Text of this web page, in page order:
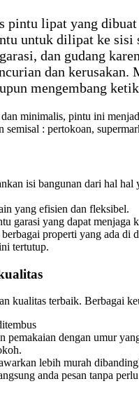
pintu lipat yang
untuk dilipat ke sisi
dan gudang
dan
mengembang
minimalis, pintu ini
semisal : pertokoan,
isi bangunan dari hal
yang efisien dan fleksibel.
garasi yang dapat menjaga
properti yang ada di
tertutup.
kualitas terbaik. Berbagai
pemakaian dengan umur
lebih murah
anda pesan tanpa